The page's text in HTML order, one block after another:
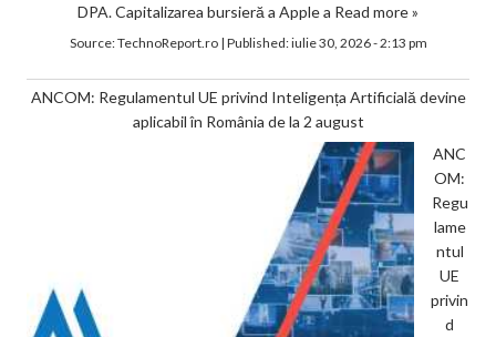
DPA. Capitalizarea bursieră a Apple a Read more »
Source:TechnoReport.ro| Published:iulie 30, 2026 - 2:13 pm
ANCOM: Regulamentul UE privind Inteligența Artificială devine
aplicabil în România de la 2 august
ANC
OM:
Regu
lame
ntul
UE
privin
d